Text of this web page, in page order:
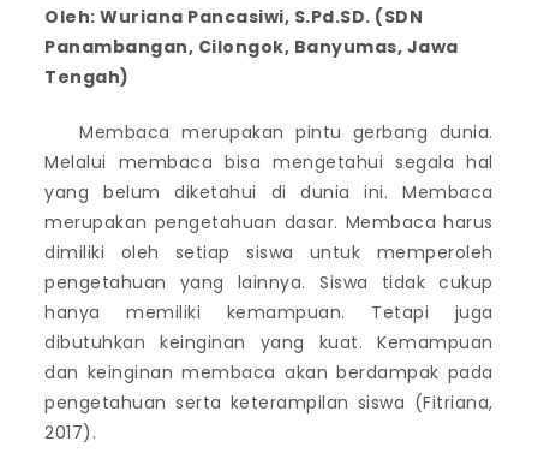
Oleh: Wuriana Pancasiwi, S.Pd.SD. (SDN
Panambangan, Cilongok, Banyumas, Jawa
Tengah)
Membaca merupakan pintu gerbang dunia.
Melalui membaca bisa mengetahui segala hal
yang belum diketahui di dunia ini. Membaca
merupakan pengetahuan dasar. Membaca harus
dimiliki oleh setiap siswa untuk memperoleh
pengetahuan yang lainnya. Siswa tidak cukup
hanya memiliki kemampuan. Tetapi juga
dibutuhkan keinginan yang kuat. Kemampuan
dan keinginan membaca akan berdampak pada
pengetahuan serta keterampilan siswa (Fitriana,
2017).